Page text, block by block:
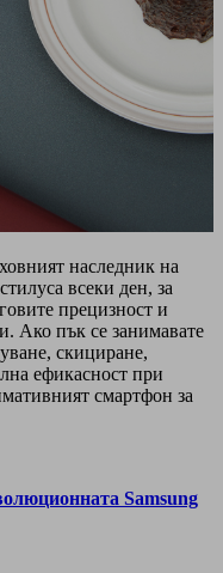
наследник на
всеки ден, за
прецизност и
Ако пък се занимавате
скициране,
ефикасност при
смартфон за
Samsung